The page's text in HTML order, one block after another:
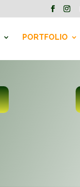
PORTFOLIO